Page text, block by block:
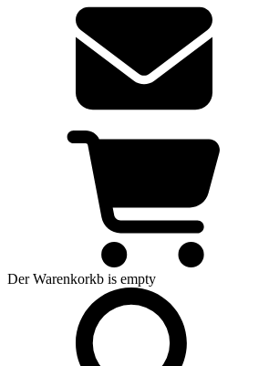
Der Warenkorkb is empty